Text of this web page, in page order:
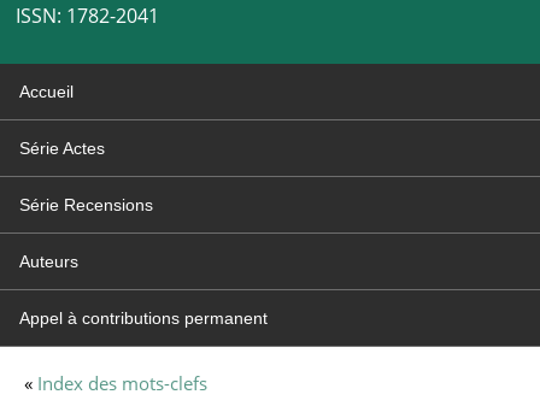
ISSN: 1782-2041
Accueil
Série Actes
Série Recensions
Auteurs
Appel à contributions permanent
« Index des mots-clefs